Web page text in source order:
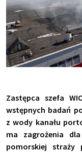
Zastępca szefa
wstępnych badań
z wody kanału
ma zagrożenia
pomorskiej straży